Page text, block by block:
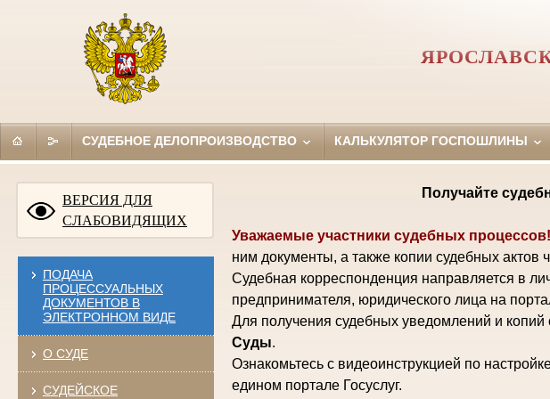
СУДЕБНОЕ ДЕЛОПРОИЗВОДСТВО КАЛЬКУЛЯТОР ГОСПОШЛИНЫ
ВЕРСИЯ ДЛЯ
СЛАБОВИДЯЩИХ
ПОДАЧА
ПРОЦЕССУАЛЬНЫХ
ДОКУМЕНТОВ В
ЭЛЕКТРОННОМ ВИДЕ
О СУДЕ
СУДЕЙСКОЕ
Получайте
Уважаемые участники судебных процессов!
ним документы, а также копии судебных актов
Судебная корреспонденция направляется в
предпринимателя, юридического лица на
Для получения судебных уведомлений и копий
Суды.
Ознакомьтесь с видеоинструкцией по
едином портале Госуслуг.